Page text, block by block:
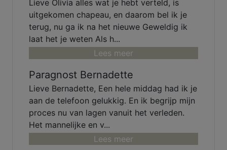
Lieve Olivia alles wat je hebt verteld, is
uitgekomen chapeau, en daarom bel ik je
terug, nu ga ik na het nieuwe Geweldig ik
laat het je weten Als h...
Lees meer
Paragnost Bernadette
Lieve Bernadette, Een hele middag had ik je
aan de telefoon gelukkig. En ik begrijp mijn
proces nu van lagen vanuit het verleden.
Het mannelijke en v...
Lees meer